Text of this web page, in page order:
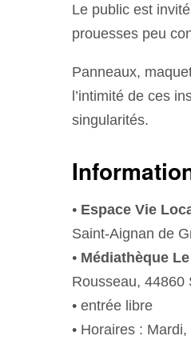
Le public est
prouesses peu
Panneaux,
l’intimité de ces
singularités.
• Espace Vie
Saint-Aignan de
• Médiathèque
Rousseau, 44860
• entrée libre
• Horaires :